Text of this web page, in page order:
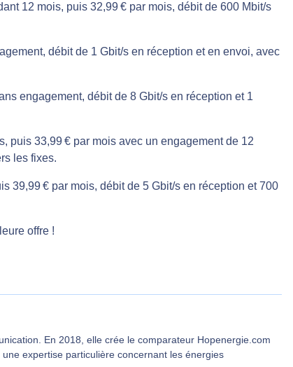
12 mois, puis 32,99 € par mois, débit de 600 Mbit/s
débit de 1 Gbit/s en réception et en envoi, avec
engagement, débit de 8 Gbit/s en réception et 1
puis 33,99 € par mois avec un engagement de 12
les fixes.
39,99 € par mois, débit de 5 Gbit/s en réception et 700
offre !
En 2018, elle crée le comparateur Hopenergie.com
expertise particulière concernant les énergies